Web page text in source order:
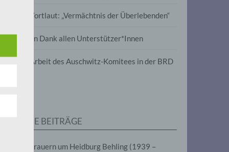
Im Wortlaut: „Vermächtnis der Überlebenden“
Vielen Dank allen Unterstützer*Innen
Zur Arbeit des Auschwitz-Komitees in der BRD
NEUE BEITRÄGE
Wir trauern um Heidburg Behling (1939 –